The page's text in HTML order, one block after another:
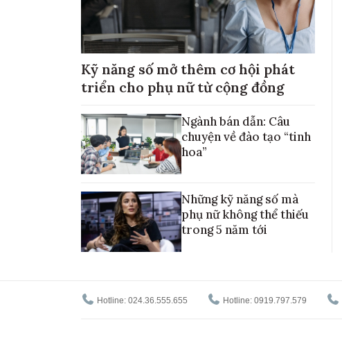
Kỹ năng số mở thêm cơ hội phát
triển cho phụ nữ từ cộng đồng
Ngành bán dẫn: Câu
chuyện về đào tạo “tinh
hoa”
Những kỹ năng số mà
phụ nữ không thể thiếu
trong 5 năm tới
Hotline: 024.36.555.655 Hotline: 0919.797.579